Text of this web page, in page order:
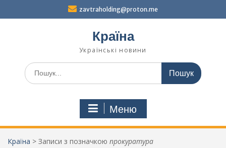
zavtraholding@proton.me
Країна
Українські новини
Шукати:
Меню
Країна > Записи з позначкою прокуратура